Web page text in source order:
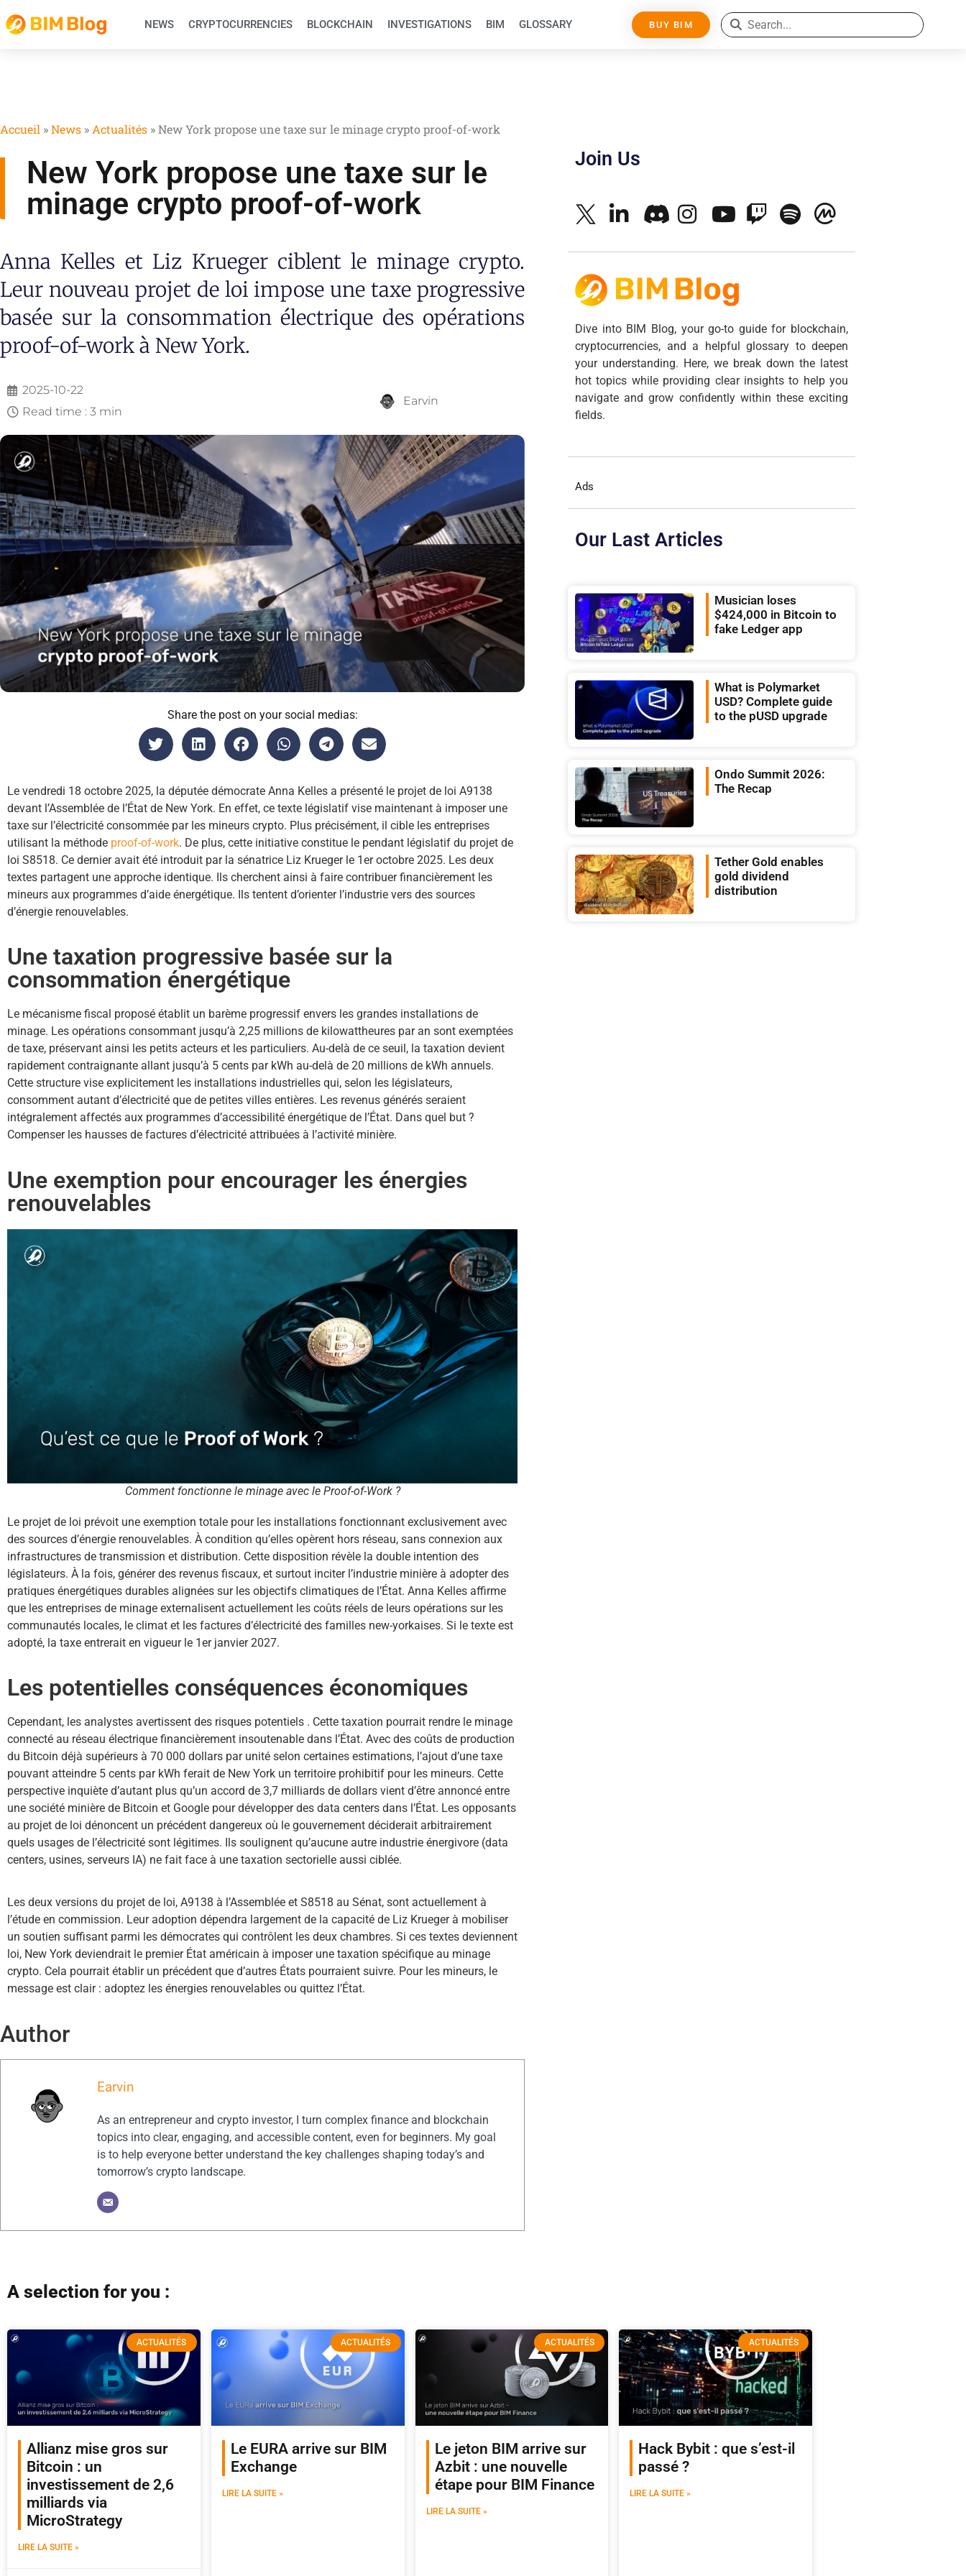
NEWS CRYPTOCURRENCIES BLOCKCHAIN INVESTIGATIONS BIM GLOSSARY BUY BIM
Accueil »News » Actualités »New York propose une taxe sur le minage crypto proof-of-work
New York propose une taxe sur le
minage crypto proof-of-work
Anna Kelles et Liz Krueger ciblent le minage crypto.
Leur nouveau projet de loi impose une taxe progressive
basée sur la consommation électrique des opérations
proof-of-work à New York.
2025-10-22
Read time : 3 min
Earvin
Share the post on your social medias:
Le vendredi 18 octobre 2025, la députée démocrate Anna Kelles a présenté le projet de loi A9138
devant l’Assemblée de l’État de New York. En effet, ce texte législatif vise maintenant à imposer une
taxe sur l’électricité consommée par les mineurs crypto. Plus précisément, il cible les entreprises
utilisant la méthode proof-of-work. De plus, cette initiative constitue le pendant législatif du projet de
loi S8518. Ce dernier avait été introduit par la sénatrice Liz Krueger le 1er octobre 2025. Les deux
textes partagent une approche identique. Ils cherchent ainsi à faire contribuer financièrement les
mineurs aux programmes d’aide énergétique. Ils tentent d’orienter l’industrie vers des sources
d’énergie renouvelables.
Une taxation progressive basée sur la
consommation énergétique
Le mécanisme fiscal proposé établit un barème progressif envers les grandes installations de
minage. Les opérations consommant jusqu’à 2,25 millions de kilowattheures par an sont exemptées
de taxe, préservant ainsi les petits acteurs et les particuliers. Au-delà de ce seuil, la taxation devient
rapidement contraignante allant jusqu’à 5 cents par kWh au-delà de 20 millions de kWh annuels.
Cette structure vise explicitement les installations industrielles qui, selon les législateurs,
consomment autant d’électricité que de petites villes entières. Les revenus générés seraient
intégralement affectés aux programmes d’accessibilité énergétique de l’État. Dans quel but ?
Compenser les hausses de factures d’électricité attribuées à l’activité minière.
Une exemption pour encourager les énergies
renouvelables
Comment fonctionne le minage avec le Proof-of-Work ?
Le projet de loi prévoit une exemption totale pour les installations fonctionnant exclusivement avec
des sources d’énergie renouvelables. À condition qu’elles opèrent hors réseau, sans connexion aux
infrastructures de transmission et distribution. Cette disposition révèle la double intention des
législateurs. À la fois, générer des revenus fiscaux, et surtout inciter l’industrie minière à adopter des
pratiques énergétiques durables alignées sur les objectifs climatiques de l’État. Anna Kelles affirme
que les entreprises de minage externalisent actuellement les coûts réels de leurs opérations sur les
communautés locales, le climat et les factures d’électricité des familles new-yorkaises. Si le texte est
adopté, la taxe entrerait en vigueur le 1er janvier 2027.
Les potentielles conséquences économiques
Cependant, les analystes avertissent des risques potentiels . Cette taxation pourrait rendre le minage
connecté au réseau électrique financièrement insoutenable dans l’État. Avec des coûts de production
du Bitcoin déjà supérieurs à 70 000 dollars par unité selon certaines estimations, l’ajout d’une taxe
pouvant atteindre 5 cents par kWh ferait de New York un territoire prohibitif pour les mineurs. Cette
perspective inquiète d’autant plus qu’un accord de 3,7 milliards de dollars vient d’être annoncé entre
une société minière de Bitcoin et Google pour développer des data centers dans l’État. Les opposants
au projet de loi dénoncent un précédent dangereux où le gouvernement déciderait arbitrairement
quels usages de l’électricité sont légitimes. Ils soulignent qu’aucune autre industrie énergivore (data
centers, usines, serveurs IA) ne fait face à une taxation sectorielle aussi ciblée.
Les deux versions du projet de loi, A9138 à l’Assemblée et S8518 au Sénat, sont actuellement à
l’étude en commission. Leur adoption dépendra largement de la capacité de Liz Krueger à mobiliser
un soutien suffisant parmi les démocrates qui contrôlent les deux chambres. Si ces textes deviennent
loi, New York deviendrait le premier État américain à imposer une taxation spécifique au minage
crypto. Cela pourrait établir un précédent que d’autres États pourraient suivre. Pour les mineurs, le
message est clair : adoptez les énergies renouvelables ou quittez l’État.
Author
Earvin
As an entrepreneur and crypto investor, I turn complex finance and blockchain
topics into clear, engaging, and accessible content, even for beginners. My goal
is to help everyone better understand the key challenges shaping today’s and
tomorrow’s crypto landscape.
Join Us
Dive into BIM Blog, your go-to guide for blockchain,
cryptocurrencies, and a helpful glossary to deepen
your understanding. Here, we break down the latest
hot topics while providing clear insights to help you
navigate and grow confidently within these exciting
fields.
Ads
Our Last Articles
Musician loses
$424,000 in Bitcoin to
fake Ledger app
What is Polymarket
USD? Complete guide
to the pUSD upgrade
Ondo Summit 2026:
The Recap
Tether Gold enables
gold dividend
distribution
A selection for you :
ACTUALITÉS
Allianz mise gros sur
Bitcoin : un
investissement de 2,6
milliards via
MicroStrategy
LIRE LA SUITE »
ACTUALITÉS
Le EURA arrive sur BIM
Exchange
LIRE LA SUITE »
ACTUALITÉS
Le jeton BIM arrive sur
Azbit : une nouvelle
étape pour BIM Finance
LIRE LA SUITE »
ACTUALITÉS
Hack Bybit : que s’est-il
passé ?
LIRE LA SUITE »